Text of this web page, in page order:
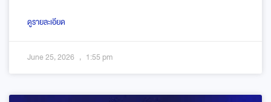
ดูรายละเอียด
June 25, 2026 1:55 pm